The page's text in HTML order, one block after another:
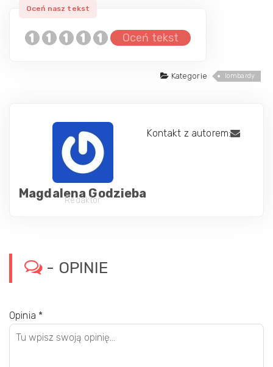
Oceń tekst
Kategorie lombardy
Magdalena Godzieba
Redaktor
Kontakt z autorem:
- OPINIE
Opinia *